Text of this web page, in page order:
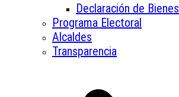
Declaración de Bienes
Programa Electoral
Alcaldes
Transparencia